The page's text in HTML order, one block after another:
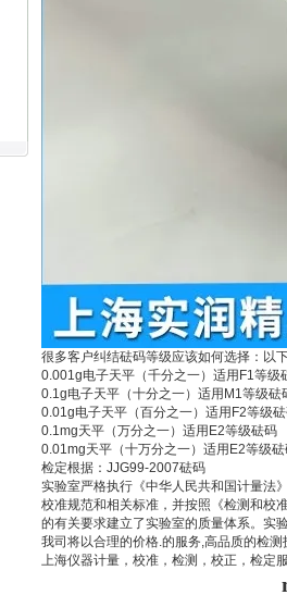
很多客户纠结砝码等级应该如何选择：以
0.001g电子天平（千分之一）适用F1等级
0.1g电子天平（十分之一）适用M1等级砝
0.01g电子天平（百分之一）适用F2等级
0.1mg天平（万分之一）适用E2等级砝码
0.01mg天平（十万分之一）适用E2等级砝
检定根据：JJG99-2007砝码
实验室严格执行《中华人民共和国计量法
校准规范和相关标准，并按照《检测和校
的有关要求建立了实验室的质量体系。实
我司将以合理的价格.的服务,高品质的检
上海仪器计量，校准，检测，校正，检定